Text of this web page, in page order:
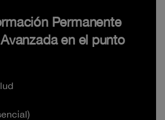
Permanente
en el punto